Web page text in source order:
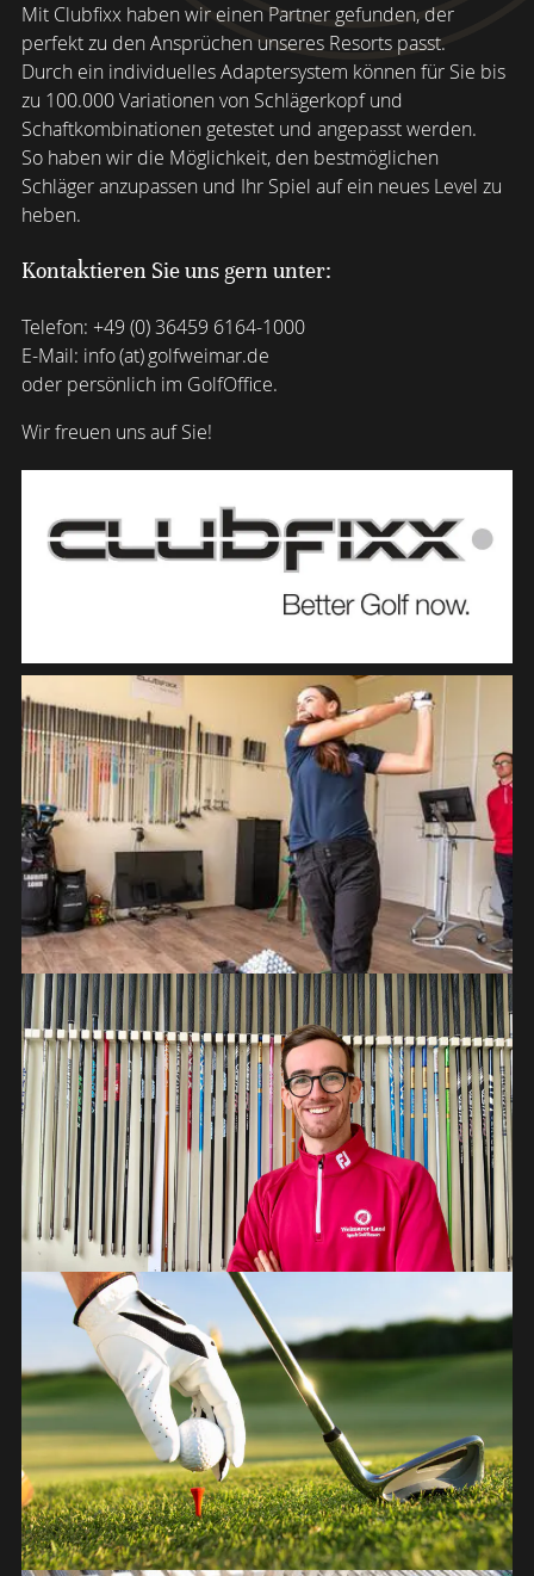
Mit Clubfixx haben wir einen Partner gefunden, der
perfekt zu den Ansprüchen unseres Resorts passt.
Durch ein individuelles Adaptersystem können für Sie bis
zu 100.000 Variationen von Schlägerkopf und
Schaftkombinationen getestet und angepasst werden.
So haben wir die Möglichkeit, den bestmöglichen
Schläger anzupassen und Ihr Spiel auf ein neues Level zu
heben.
Kontaktieren Sie uns gern unter:
Telefon: +49 (0) 36459 6164-1000
E-Mail: info (at) golfweimar.de
oder persönlich im GolfOffice.
Wir freuen uns auf Sie!